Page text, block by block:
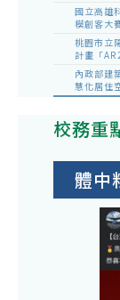
國立高雄
模創客大
桃園市立
計畫「
內政部建
慧化居住
校務重
體中